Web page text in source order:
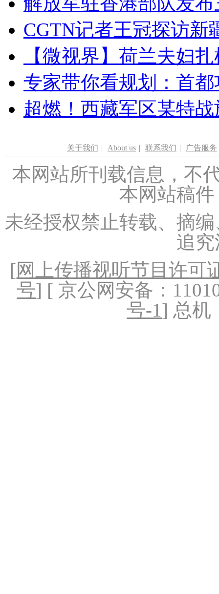
CGTN记者王冠探访新
【微视界】荷兰夫妇
专家带你看规划：首
超燃！西藏军区某特
关于我们 | About us | 联系我们 | 广告服务
本网站所刊载信息，不
本网站稿
未经授权禁止转载、摘
追
[网上传播视听节目许可
号] [ 京公网安备：
号-1] 总机